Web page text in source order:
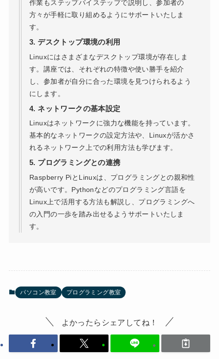
作業もステップバイステップで説明し、参加者の
方々が手軽に取り組めるようにサポートいたしま
す。
3.デスクトップ環境の利用
Linuxにはさまざまなデスクトップ環境が存在しま
す。講座では、それぞれの特徴や使い勝手を紹介
し、参加者が自分に合った環境を見つけられるよう
にします。
4.ネットワークの基本設定
Linuxはネットワークに強力な機能を持っています。
基本的なネットワークの設定方法や、Linuxが活かさ
れるネットワーク上での利用方法も学びます。
5. プログラミングとの連携
Raspberry PiとLinuxは、プログラミングとの親和性
が高いです。Pythonなどのプログラミング言語を
Linux上で活用する方法も解説し、プログラミングへ
の入門の一歩を踏み出せるようサポートいたしま
す。
パソコン教室 プログラミング教室
よかったらシェアしてね！